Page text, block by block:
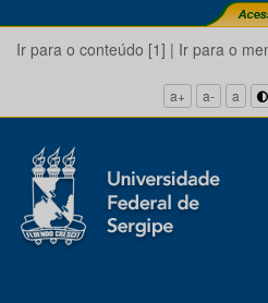
Ir para o conteúdo [1] | Ir para o
a+ a- a